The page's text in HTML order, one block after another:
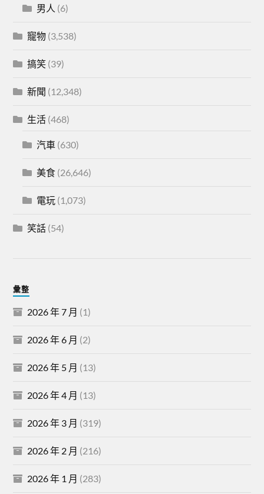
男人 (6)
寵物 (3,538)
搞笑 (39)
新聞 (12,348)
生活 (468)
汽車 (630)
美食 (26,646)
電玩 (1,073)
笑話 (54)
彙整
2026 年 7 月 (1)
2026 年 6 月 (2)
2026 年 5 月 (13)
2026 年 4 月 (13)
2026 年 3 月 (319)
2026 年 2 月 (216)
2026 年 1 月 (283)